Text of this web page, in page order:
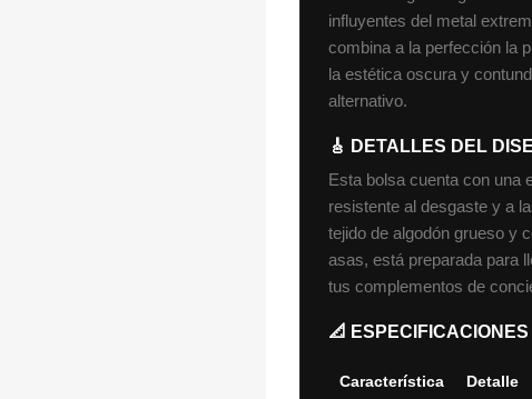
influyentes del metal
combina a la perfección la
la estética oscura y
alternativo.
🎸 DETALLES DEL
Esta bolsa cuenta con una
resistente al desgaste y a
tejido de algodón grueso y
asas, está preparada para
tus complementos de
📐
Característica Detalle